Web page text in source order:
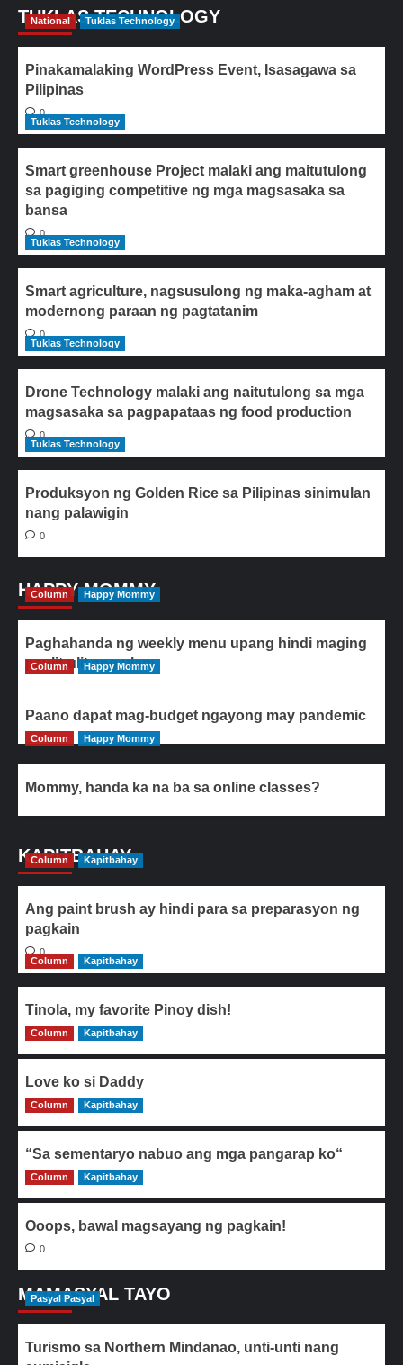
TUKLAS TECHNOLOGY
National Tuklas Technology
Pinakamalaking WordPress Event, Isasagawa sa
Pilipinas
0
Tuklas Technology
Smart greenhouse Project malaki ang maitutulong
sa pagiging competitive ng mga magsasaka sa
bansa
0
Tuklas Technology
Smart agriculture, nagsusulong ng maka-agham at
modernong paraan ng pagtatanim
0
Tuklas Technology
Drone Technology malaki ang naitutulong sa mga
magsasaka sa pagpapataas ng food production
0
Tuklas Technology
Produksyon ng Golden Rice sa Pilipinas sinimulan
nang palawigin
0
HAPPY MOMMY
Column Happy Mommy
Paghahanda ng weekly menu upang hindi maging
paulit-ulit ang ulam
Column Happy Mommy
Paano dapat mag-budget ngayong may pandemic
Column Happy Mommy
Mommy, handa ka na ba sa online classes?
KAPITBAHAY
Column Kapitbahay
Ang paint brush ay hindi para sa preparasyon ng
pagkain
0
Column
Kapitbahay
Tinola, my favorite Pinoy dish!
0
Column Kapitbahay
Love ko si Daddy
0
Column Kapitbahay
“Sa sementaryo nabuo ang mga pangarap ko“
0
Column Kapitbahay
Ooops, bawal magsayang ng pagkain!
0
MAMASYAL TAYO
Pasyal Pasyal
Turismo sa Northern Mindanao, unti-unti nang